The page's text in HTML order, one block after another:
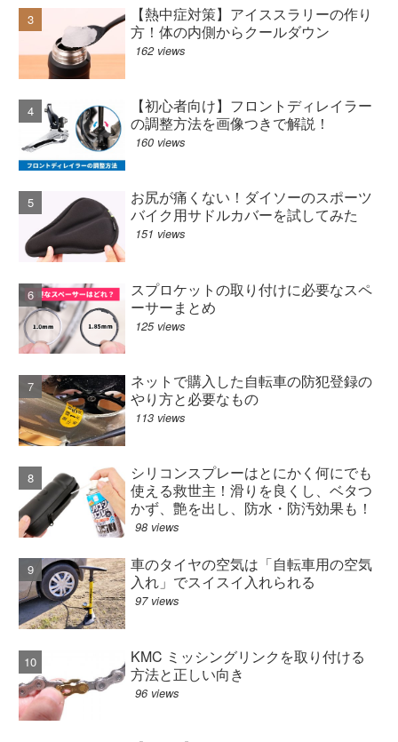
【熱中症対策】アイススラリーの作り
方！体の内側からクールダウン
162 views
【初心者向け】フロントディレイラー
の調整方法を画像つきで解説！
160 views
お尻が痛くない！ダイソーのスポーツ
バイク用サドルカバーを試してみた
151 views
スプロケットの取り付けに必要なスペ
ーサーまとめ
125 views
ネットで購入した自転車の防犯登録の
やり方と必要なもの
113 views
シリコンスプレーはとにかく何にでも
使える救世主！滑りを良くし、ベタつ
かず、艶を出し、防水・防汚効果も！
98 views
車のタイヤの空気は「自転車用の空気
入れ」でスイスイ入れられる
97 views
KMC ミッシングリンクを取り付ける
方法と正しい向き
96 views